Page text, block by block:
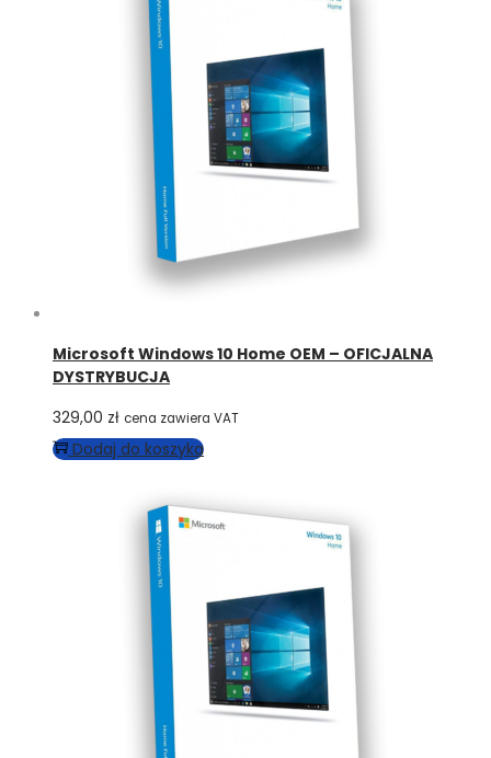
Microsoft Windows 10 Home OEM – OFICJALNA
DYSTRYBUCJA
329,00 zł cena zawiera VAT
Dodaj do koszyka